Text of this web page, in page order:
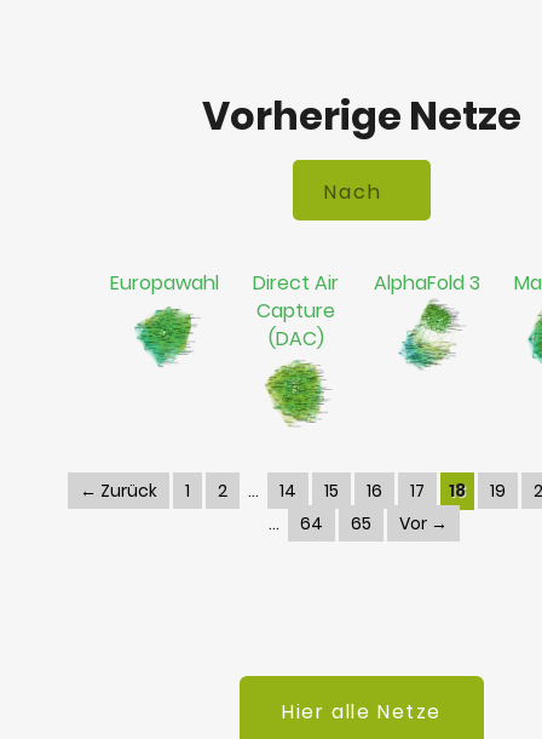
Vorherige Netze
Europawahl
Direct Air
Capture
(DAC)
AlphaFold 3
← Zurück 1 2 14 15 16 17 18 19
64
65 Vor →
Hier alle Netze